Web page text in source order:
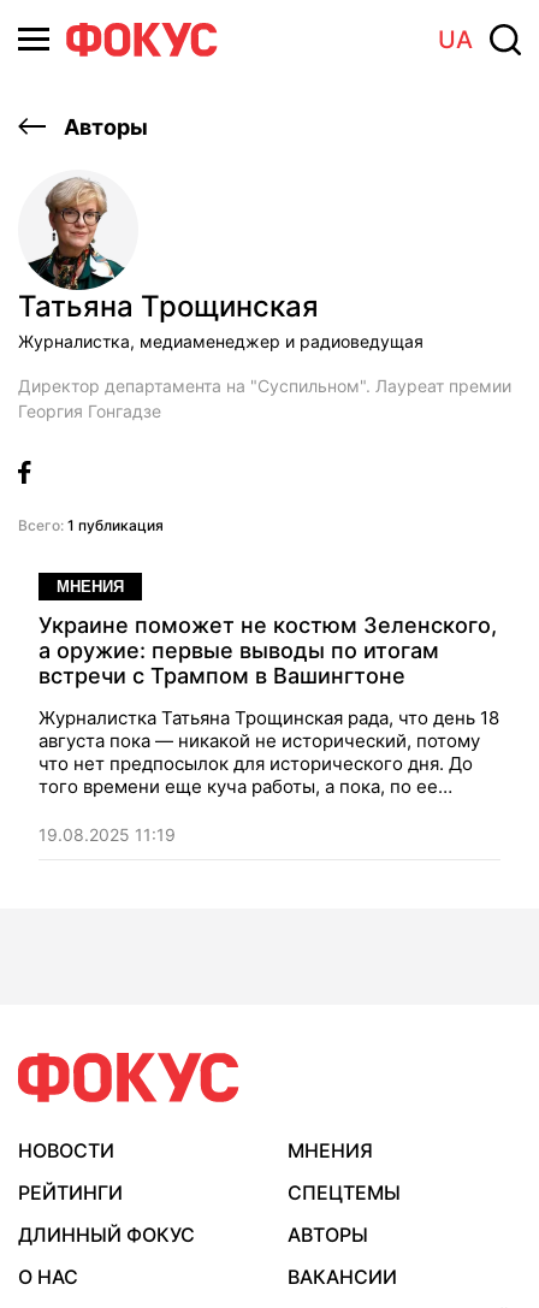
UA
Авторы
Татьяна Трощинская
Журналистка, медиаменеджер и радиоведущая
Директор департамента на "Суспильном". Лауреат премии
Георгия Гонгадзе
Всего: 1 публикация
МНЕНИЯ
Украине поможет не костюм Зеленского,
а оружие: первые выводы по итогам
встречи с Трампом в Вашингтоне
Журналистка Татьяна Трощинская рада, что день 18
августа пока — никакой не исторический, потому
что нет предпосылок для исторического дня. До
того времени еще куча работы, а пока, по ее
Трампом никакой измены не произошло, зато стали
очевидными несколько важных вещей…
19.08.2025 11:19
НОВОСТИ
МНЕНИЯ
РЕЙТИНГИ
СПЕЦТЕМЫ
ДЛИННЫЙ ФОКУС
АВТОРЫ
О НАС
ВАКАНСИИ